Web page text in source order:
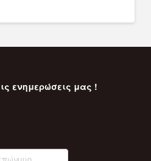
ενημερώσεις μας !